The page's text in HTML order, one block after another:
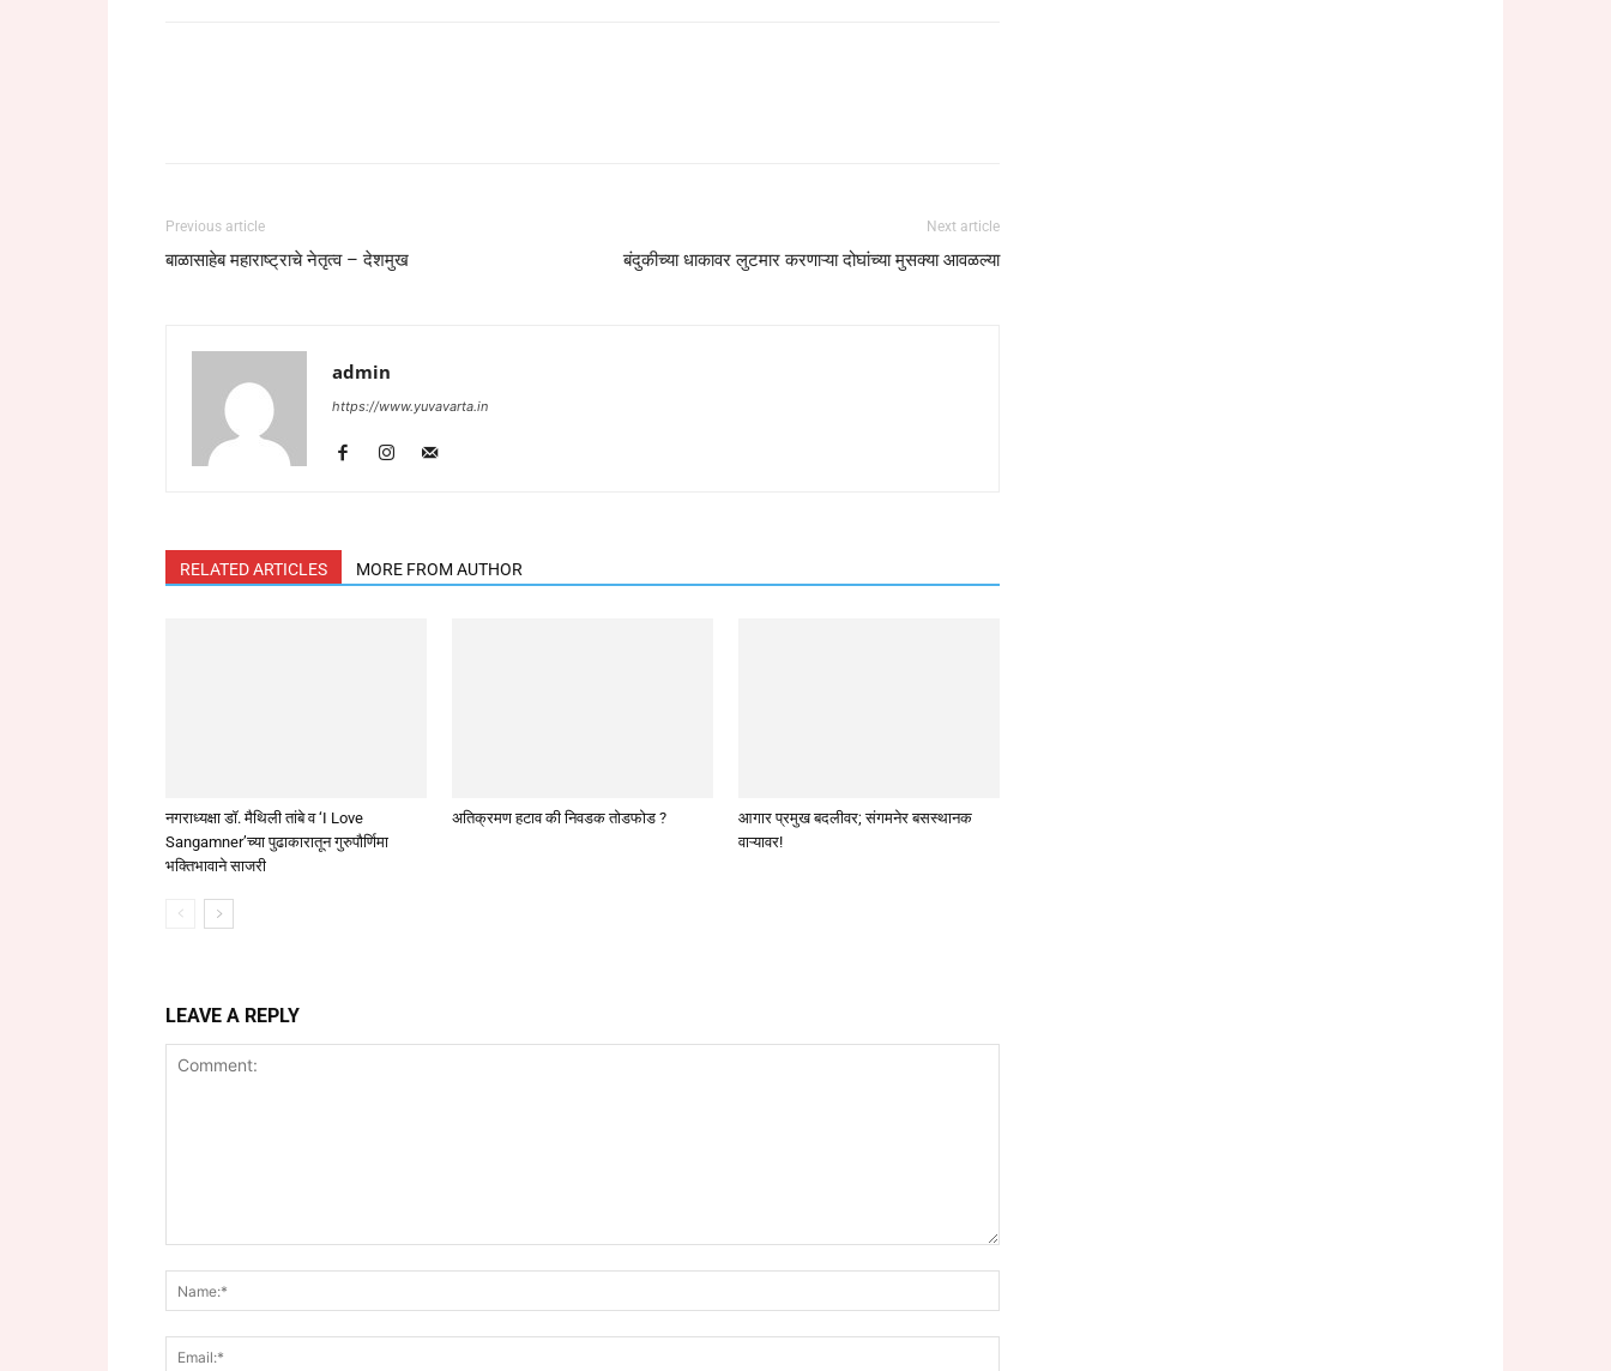
Previous article
बाळासाहेब महाराष्ट्राचे नेतृत्व – देशमुख
Next article
बंदुकीच्या धाकावर लुटमार करणाऱ्या दोघांच्या मुसक्या आवळल्या
admin
https://www.yuvavarta.in
RELATED ARTICLES MORE FROM AUTHOR
नगराध्यक्षा डॉ. मैथिली तांबे व ‘I Love
Sangamner’च्या पुढाकारातून गुरुपौर्णिमा
भक्तिभावाने साजरी
अतिक्रमण हटाव की निवडक तोडफोड ?
आगार प्रमुख बदलीवर; संगमनेर बसस्थानक
वाऱ्यावर!
LEAVE A REPLY